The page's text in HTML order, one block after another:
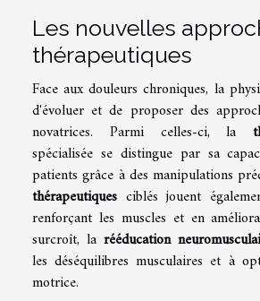
Les nouvelles
thérapeutiques
Face aux douleurs chroniques, la
d'évoluer et de proposer des
novatrices. Parmi celles-ci, la
spécialisée se distingue par sa
patients grâce à des manipulations
thérapeutiques ciblés jouent
renforçant les muscles et en
surcroît, la rééducation
les déséquilibres musculaires et à
motrice.